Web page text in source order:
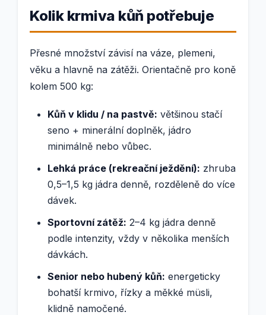
Kolik krmiva kůň potřebuje
Přesné množství závisí na váze, plemeni,
věku a hlavně na zátěži. Orientačně pro koně
kolem 500 kg:
Kůň v klidu / na pastvě: většinou stačí
seno + minerální doplněk, jádro
minimálně nebo vůbec.
Lehká práce (rekreační ježdění): zhruba
0,5–1,5 kg jádra denně, rozděleně do více
dávek.
Sportovní zátěž: 2–4 kg jádra denně
podle intenzity, vždy v několika menších
dávkách.
Senior nebo hubený kůň: energeticky
bohatší krmivo, řízky a měkké müsli,
klidně namočené.